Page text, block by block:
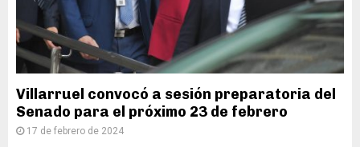
Villarruel convocó a sesión preparatoria del
Senado para el próximo 23 de febrero
17 de febrero de 2024